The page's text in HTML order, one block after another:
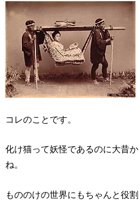
コレのことです。
化け猫って妖怪であるのに大昔
ね。
もののけの世界にもちゃんと役割